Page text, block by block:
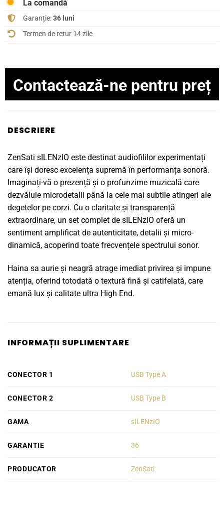
La comandă
Garanție:36 luni
Termen de retur 14 zile
Contactează-ne pentru preț
DESCRIERE
ZenSati sILENzIO este destinat audiofililor experimentați
care își doresc excelența supremă în performanța sonoră.
Imaginați-vă o prezență și o profunzime muzicală care
dezvăluie microdetalii până la cele mai subtile atingeri ale
degetelor pe corzi. Cu o claritate și transparență
extraordinare, un set complet de sILENzIO oferă un
sentiment amplificat de autenticitate, detalii și micro-
dinamică, acoperind toate frecvențele spectrului sonor.
Haina sa aurie și neagră atrage imediat privirea și impune
atenția, oferind totodată o textură fină și catifelată, care
emană lux și calitate ultra High End.
INFORMAȚII SUPLIMENTARE
CONECTOR 1 USB Type A
CONECTOR 2 USB Type B
GAMA sILENzIO
GARANTIE 36
PRODUCATOR ZenSati